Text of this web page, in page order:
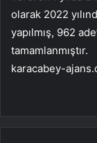
olarak 2022
yapılmış, 962
tamamlanmıştır.
karacabey-